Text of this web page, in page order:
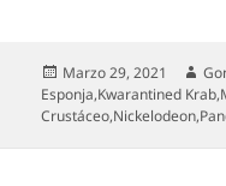
Publicado
el
Marzo 29, 2021
Esponja,Kwarantined Krab,
Crustáceo,Nickelodeon,